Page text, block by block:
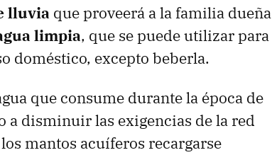
lluvia que proveerá a la familia dueña
limpia, que se puede utilizar para
doméstico, excepto beberla.
que consume durante la época de
disminuir las exigencias de la red
mantos acuíferos recargarse